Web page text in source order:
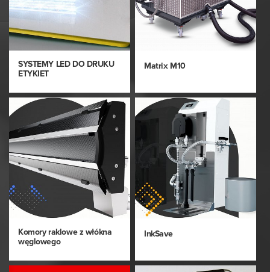
SYSTEMY LED DO DRUKU
ETYKIET
Matrix M10
Komory raklowe z włókna
węglowego
InkSave